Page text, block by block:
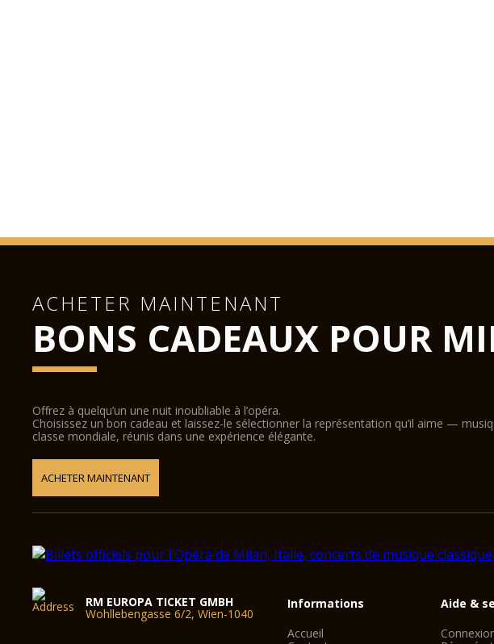
ACHETER MAINTENANT
BONS CADEAUX POUR
Offrez à quelqu’un une nuit inoubliable à l’opéra.
Choisissez un bon cadeau et laissez-le sélectionner la représentation qu’il aime —
classe mondiale, réunis dans une expérience élégante.
ACHETER MAINTENANT
RM EUROPA TICKET GMBH
Wohllebengasse 6/2, Wien-1040
Informations
Accueil
Aide &